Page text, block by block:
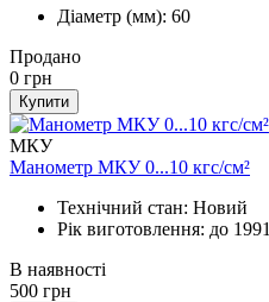
Діаметр (мм): 60
Продано
0 грн
Купити
МКУ
Манометр МКУ 0...10 кгс/см²
Технічний стан: Новий
Рік виготовлення: до 1991
В наявності
500 грн